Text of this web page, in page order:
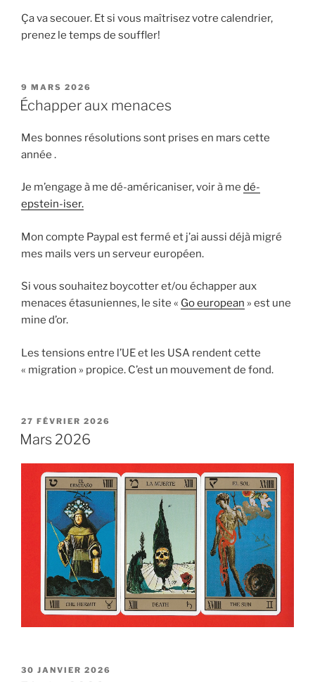
Ça va secouer. Et si vous maîtrisez votre calendrier,
prenez le temps de souffler!
PUBLIÉ
LE
9 MARS 2026
Échapper aux menaces
Mes bonnes résolutions sont prises en mars cette
année .
Je m’engage à me dé-américaniser, voir à me dé-
epstein-iser.
Mon compte Paypal est fermé et j’ai aussi déjà migré
mes mails vers un serveur européen.
Si vous souhaitez boycotter et/ou échapper aux
menaces étasuniennes, le site « Go european » est une
mine d’or.
Les tensions entre l’UE et les USA rendent cette
« migration » propice. C’est un mouvement de fond.
PUBLIÉ
LE
27 FÉVRIER 2026
Mars 2026
PUBLIÉ
30 JANVIER 2026